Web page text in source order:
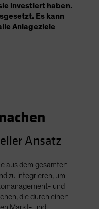
investiert haben.
Es kann
Anlageziele
Ansatz
aus dem gesamten
zu integrieren, um
und
die durch einen